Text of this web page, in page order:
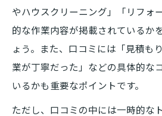
やハウスクリーニング」「リフォ
的な作業内容が掲載されているか
ょう。また、口コミには「見積も
業が丁寧だった」などの具体的な
いるかも重要なポイントです。
ただし、口コミの中には一時的な